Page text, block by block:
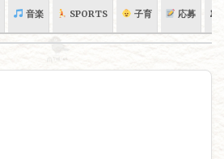
音楽 SPORTS 子育 応募 🏛